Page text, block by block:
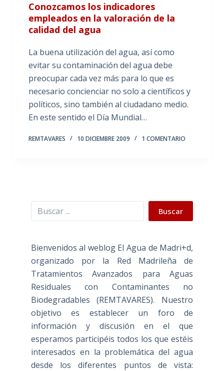
Conozcamos los indicadores
empleados en la valoración de la
calidad del agua
La buena utilización del agua, así como
evitar su contaminación del agua debe
preocupar cada vez más para lo que es
necesario concienciar no solo a científicos y
políticos, sino también al ciudadano medio.
En este sentido el Día Mundial…
REMTAVARES 10 DICIEMBRE 2009 1 COMENTARIO
Buscar Buscar
Bienvenidos al weblog El Agua de Madri+d,
organizado por la Red Madrileña de
Tratamientos Avanzados para Aguas
Residuales con Contaminantes no
Biodegradables (REMTAVARES). Nuestro
objetivo es establecer un foro de
información y discusión en el que
esperamos participéis todos los que estéis
interesados en la problemática del agua
desde los diferentes puntos de vista: